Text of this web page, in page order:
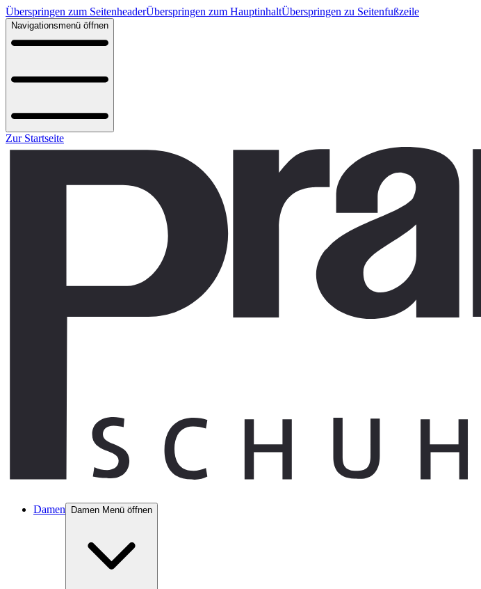
Überspringen zum SeitenheaderÜberspringen zum HauptinhaltÜberspringen zu Seitenfußzeile
Navigationsmenü öffnen
Zur Startseite
Damen Damen Menü öffnen